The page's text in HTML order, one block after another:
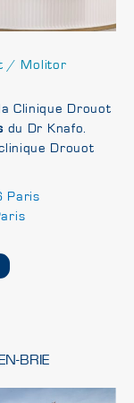
/ Molitor
Clinique Drouot
du Dr Knafo.
Drouot
Paris
BRIE